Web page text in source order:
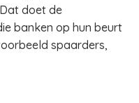
doet de
banken op hun beurt
spaarders,